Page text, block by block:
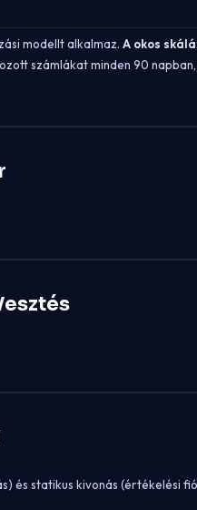
modellt alkalmaz. A okos
számlákat minden 90
és statikus kivonás (értékelési